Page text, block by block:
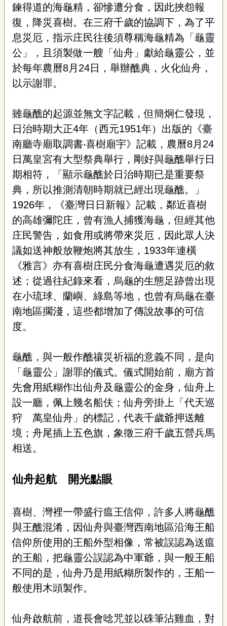
訊
安
政
策
資
訊
網
站
資
料
開
放
宣
告
網
站
導
b
o
S
鍊得道的海龜精，卻慘遭分食，因此挾怨報
復，降災喜樹。在三府千歲的協調下，為了平
息災厄，指示庄民往後須尊稱海龜精為「龜靈
公」，且須製做一艘「仙舟」獻給龜靈公，並
於每年農曆8月24日，舉辦醮典，火化仙舟，
以示謝罪。
雖龜醮的起源並無文字記載，但簡炯仁發現，
日治時期大正4年（西元1951年）出版的《臺
南廳寺廟取調書‧喜樹廟宇》記載，農曆8月 24
日萬皇宮有大型祭典舉行，剛好與龜醮舉行日
期相符，「顯示龜醮於日治時期已是重要祭
典，所以推測清朝時期就已經出現龜醮。」
1926年，《臺灣日日新報》記載，鄰近喜樹
的高雄彌陀庄，曾有漁人捕獲海龜，但經其他
庄民警告，如食用或將帶來災厄，因此眾人決
議如送神般放鞭炮將其放生， 1933年連橫
《雅言》亦有喜樹庄民分食海龜遭遇災厄的敘
述；從過往紀錄來看，烏龜的生態足跡曾出現
在小琉球、蘭嶼、綠島等地，也曾有烏龜在臺
南地區擱淺，這些都增加了傳說故事的可信
度。
龜醮，與一般作醮禳災祈福的意義不同，是向
「龜靈公」謝罪的儀式。儀式開始前，廟方首
先會用紙糊作出仙舟及龜靈公的金身，仙舟上
設一廳，佩上幾名船伕；仙舟旁掛上「代天巡
狩 萬皇仙舟」的標記，代表千歲爺押送離
境；舟尾插上五色旗，象徵三府千歲五營兵馬
相送。
仙舟起航 開光點眼
喜樹、灣裡一帶盛行瘟王信仰，許多人將龜醮
與王醮混淆，因仙舟與臺灣西南地區沿海王船
信仰所使用的王船外型相像，常被誤認為送瘟
的王船，把龜靈公誤認為中軍爺，與一般王船
不同的是，仙舟乃是用紙糊所製作的，王船一
般使用木頭製作。
仙舟啟航前，道長會唸咒並以硃筆沾雞血，對